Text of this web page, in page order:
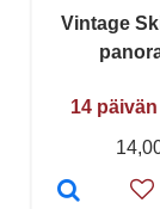
Vintage
14